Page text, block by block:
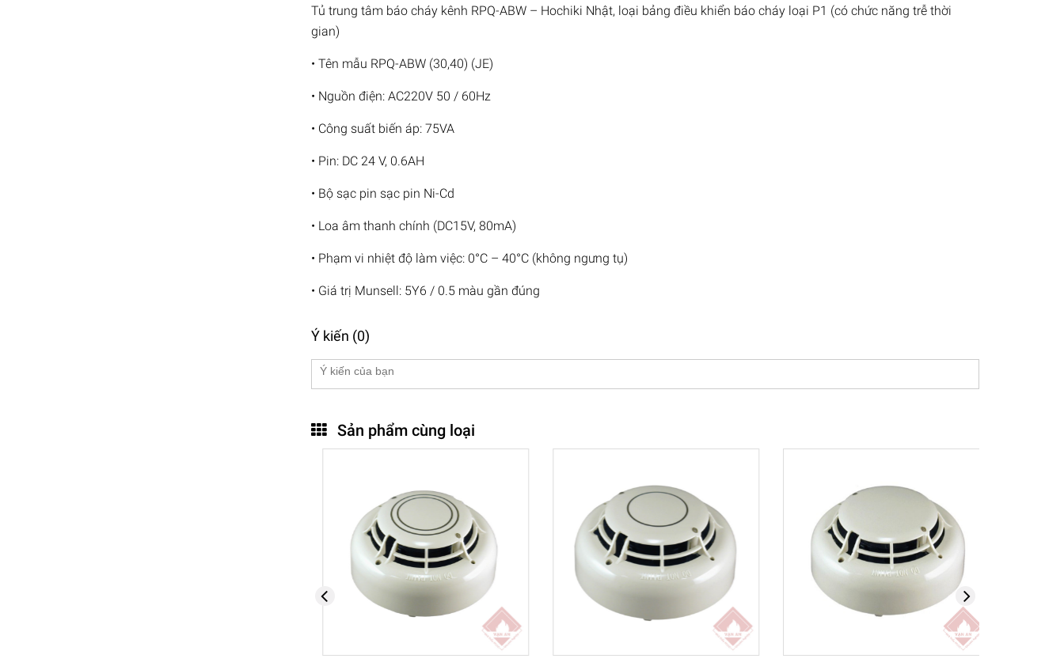
Tủ trung tâm báo cháy kênh RPQ-ABW – Hochiki Nhật, loại bảng điều khiển báo cháy loại P1 (có chức năng trễ thời
gian)
• Tên mẫu RPQ-ABW (30,40) (JE)
• Nguồn điện: AC220V 50 / 60Hz
• Công suất biến áp: 75VA
• Pin: DC 24 V, 0.6AH
• Bộ sạc pin sạc pin Ni-Cd
• Loa âm thanh chính (DC15V, 80mA)
• Phạm vi nhiệt độ làm việc: 0°C – 40°C (không ngưng tụ)
• Giá trị Munsell: 5Y6 / 0.5 màu gần đúng
Ý kiến (0)
Sản phẩm cùng loại